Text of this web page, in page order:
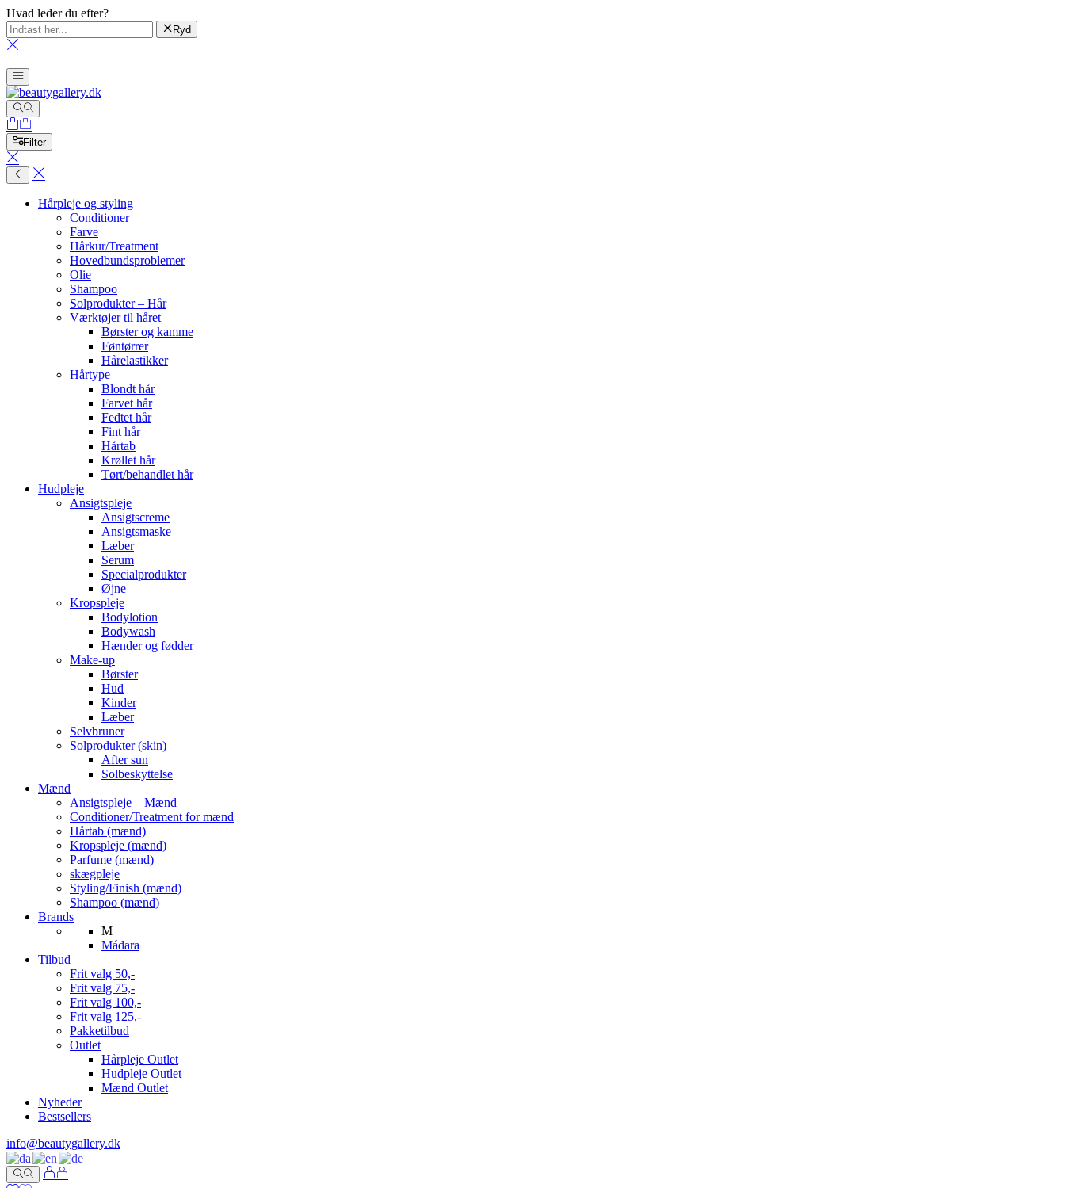
Hvad leder du efter?
Ryd
Filter
Hårpleje og styling
Conditioner
Farve
Hårkur/Treatment
Hovedbundsproblemer
Olie
Shampoo
Solprodukter – Hår
Værktøjer til håret
Børster og kamme
Føntørrer
Hårelastikker
Hårtype
Blondt hår
Farvet hår
Fedtet hår
Fint hår
Hårtab
Krøllet hår
Tørt/behandlet hår
Hudpleje
Ansigtspleje
Ansigtscreme
Ansigtsmaske
Læber
Serum
Specialprodukter
Øjne
Kropspleje
Bodylotion
Bodywash
Hænder og fødder
Make-up
Børster
Hud
Kinder
Læber
Selvbruner
Solprodukter (skin)
After sun
Solbeskyttelse
Mænd
Ansigtspleje – Mænd
Conditioner/Treatment for mænd
Hårtab (mænd)
Kropspleje (mænd)
Parfume (mænd)
skægpleje
Styling/Finish (mænd)
Shampoo (mænd)
Brands
M
Mádara
Tilbud
Frit valg 50,-
Frit valg 75,-
Frit valg 100,-
Frit valg 125,-
Pakketilbud
Outlet
Hårpleje Outlet
Hudpleje Outlet
Mænd Outlet
Nyheder
Bestsellers
info@beautygallery.dk